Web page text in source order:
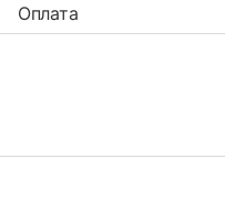
Оплата